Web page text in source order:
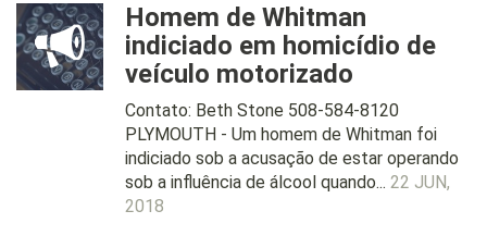
Homem de Whitman
indiciado em homicídio de
veículo motorizado
Contato: Beth Stone 508-584-8120
PLYMOUTH - Um homem de Whitman foi
indiciado sob a acusação de estar operando
sob a influência de álcool quando... 22 JUN,
2018